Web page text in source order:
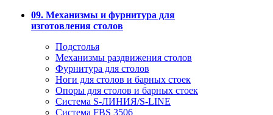
09. Механизмы и фурнитура для
изготовления столов
Подстолья
Механизмы раздвижения столов
Фурнитура для столов
Ноги для столов и барных стоек
Опоры для столов и барных стоек
Система S-ЛИНИЯ/S-LINE
Система FBS 3506